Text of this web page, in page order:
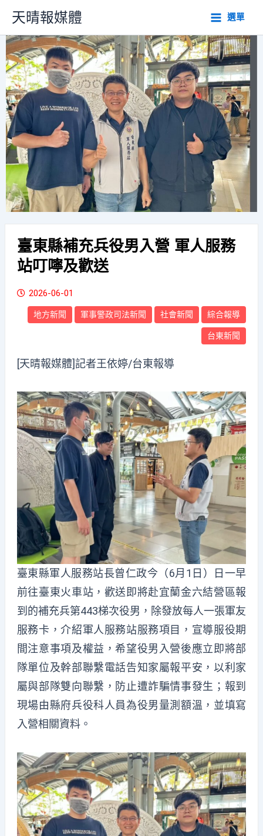
主
要
內
容
天晴報媒體 選單
臺東縣補充兵役男入營 軍人服務
站叮嚀及歡送
2026-06-01
地方新聞 軍事警政司法新聞 社會新聞 綜合報導
台東新聞
[天晴報媒體]記者王依婷/台東報導
臺東縣軍人服務站長曾仁政今（6月1日）日一早
前往臺東火車站，歡送即將赴宜蘭金六結營區報
到的補充兵第443梯次役男，除發放每人一張軍友
服務卡，介紹軍人服務站服務項目，宣導服役期
間注意事項及權益，希望役男入營後應立即將部
隊單位及幹部聯繫電話告知家屬報平安，以利家
屬與部隊雙向聯繫，防止遭詐騙情事發生；報到
現場由縣府兵役科人員為役男量測額溫，並填寫
入營相關資料。